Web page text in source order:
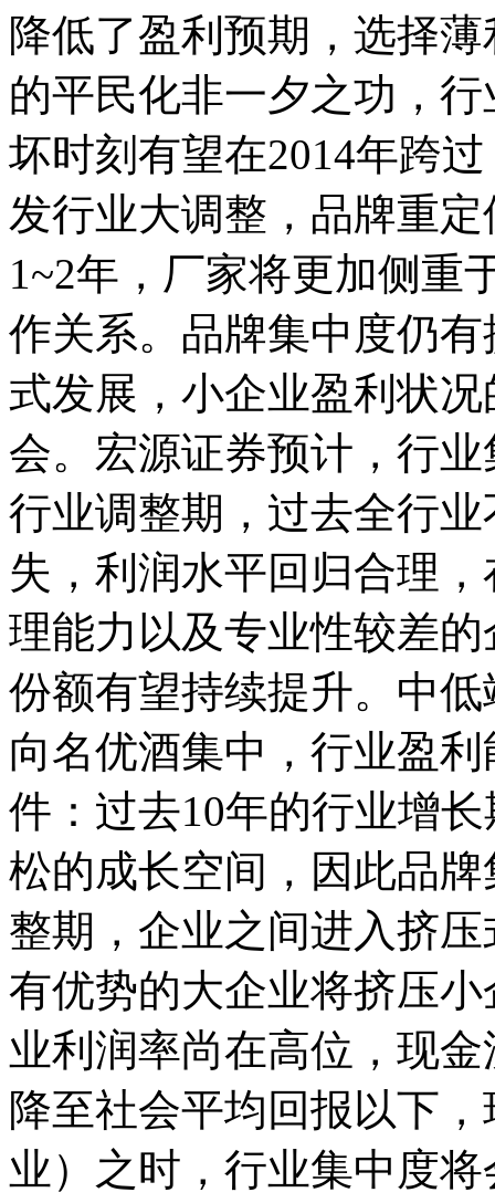
降低了盈利预期，选择
的平民化非一夕之功，
坏时刻有望在2014年跨
发行业大调整，品牌重
1~2年，厂家将更加侧重
作关系。品牌集中度仍
式发展，小企业盈利状
会。宏源证券预计，行
行业调整期，过去全行
失，利润水平回归合理
理能力以及专业性较差
份额有望持续提升。中
向名优酒集中，行业盈
件：过去10年的行业增
松的成长空间，因此品
整期，企业之间进入挤
有优势的大企业将挤压
业利润率尚在高位，现
降至社会平均回报以下
业）之时，行业集中度